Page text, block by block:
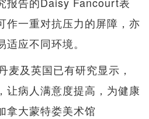
作一重对抗压力的屏障，亦
应不同环境。
麦及英国已有研究显示，
让病人满意度提高，为健康
拿大蒙特娄美术馆